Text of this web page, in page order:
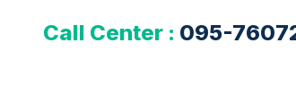
Call Center : 095-